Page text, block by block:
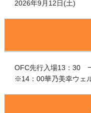
2026年9月12日(土)
OFC先行入場13：30
※14：00華乃美幸ウェ